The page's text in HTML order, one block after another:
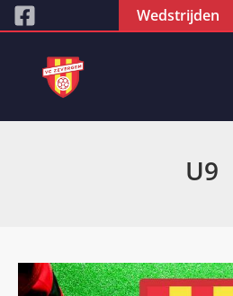
Wedstrijden
U9